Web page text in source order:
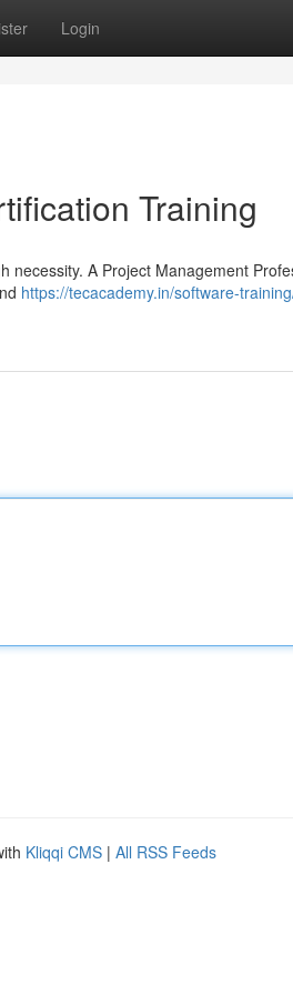
Login
Training
A Project Management
https://tecacademy.in/software-
Kliqqi CMS | All RSS Feeds